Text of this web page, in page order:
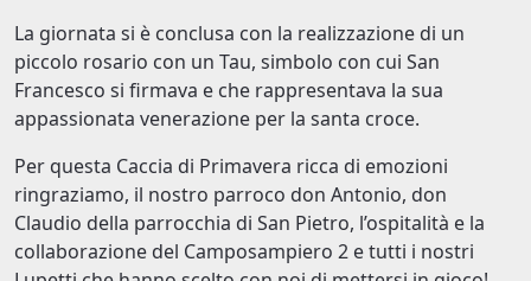
La giornata si è conclusa con la realizzazione di un
piccolo rosario con un Tau, simbolo con cui San
Francesco si firmava e che rappresentava la sua
appassionata venerazione per la santa croce.
Per questa Caccia di Primavera ricca di emozioni
ringraziamo, il nostro parroco don Antonio, don
Claudio della parrocchia di San Pietro, l’ospitalità e la
collaborazione del Camposampiero 2 e tutti i nostri